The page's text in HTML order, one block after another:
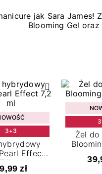
jak Sara James!
Blooming Gel
3+3
Effect
7,2 ml
zł
Żel do